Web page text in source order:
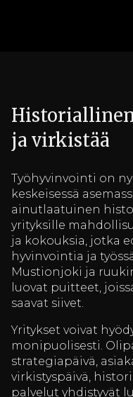
ja virkistää
Työhyvinvointi on
keskeisessä
ainutlaatuinen
yrityksille
ja kokouksia, jotka
hyvinvointia ja
Mustionjoki ja
luovat puitteet,
saavat siivet.
Yritykset voivat
monipuolisesti.
strategiapäivä,
virkistyspäivä,
palvelut yhdistyvät